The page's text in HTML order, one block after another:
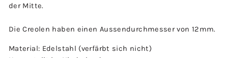
der Mitte.
Die Creolen haben einen Aussendurchmesser von 12mm.
Material: Edelstahl (verfärbt sich nicht)